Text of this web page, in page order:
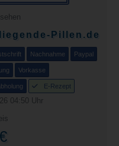
Pillen.de
Nachnahme Paypal
Vorkasse
E-Rezept
04:50 Uhr